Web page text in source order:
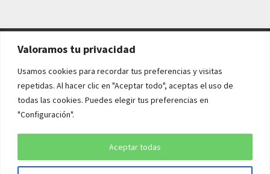
Valoramos tu privacidad
Usamos cookies para recordar tus preferencias y visitas
repetidas. Al hacer clic en "Aceptar todo", aceptas el uso de
todas las cookies. Puedes elegir tus preferencias en
"Configuración".
Aceptar todas
AVISO LEGAL Y POLÍTICAS
Aviso legal
Política de cookies